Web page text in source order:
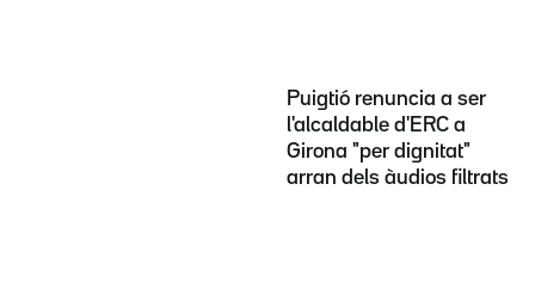
Puigtió renuncia a ser
l'alcaldable d'ERC a
Girona "per dignitat"
arran dels àudios filtrats